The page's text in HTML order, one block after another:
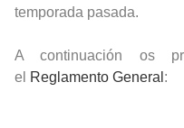
temporada pasada.
A continuación os
el
Reglamento General :